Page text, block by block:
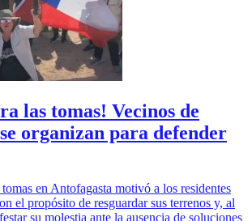
las tomas! Vecinos de
organizan para defender
en Antofagasta motivó a los residentes
el propósito de resguardar sus terrenos y, al
su molestia ante la ausencia de soluciones